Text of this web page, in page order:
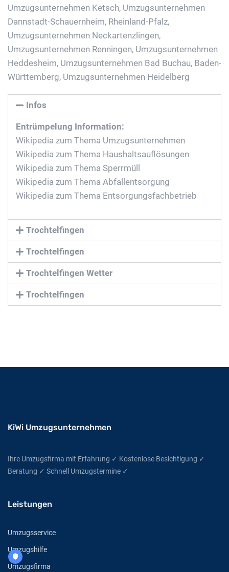
Umzugsunternehmen Ketsch, Umzugsunternehmen
Dannstadt-Schauernheim, Rheinland-Pfalz,
Umzugsunternehmen Neckartenzlingen,
Umzugsunternehmen Renningen, Umzugsunternehmen
Heddesheim, Umzugsunternehmen Bad Buchau, Baden-
Württemberg, Umzugsunternehmen Heidelberg
Infos
Entrümpelung Information:
Wikipedia zum Thema Umzugsunternehmen
Wikipedia zum Thema Haushaltsauflösungen
Wikipedia zum Thema Sperrmüll
Wikipedia zum Thema Abfallentsorgung
Wikipedia zum Thema Entsorgungsfachbetrieb
Trochtelfingen
Trochtelfingen
Trochtelfingen Wetter
Trochtelfingen
KiWi Umzugsunternehmen
Ihre Umzugsfirma mit Erfahrung ✓ Kostenlose Besichtigung ✓
Beratung ✓ Schnell Umzugstermine ✓
Leistungen
Umzugsservice
Umzugshilfe
Umzugsfirma